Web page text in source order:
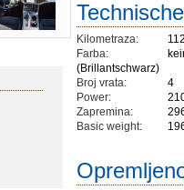
Kilometraza:
Farba:
(Brillantschwarz)
Broj vrata:
4
Power:
Zapremina:
Basic weight: